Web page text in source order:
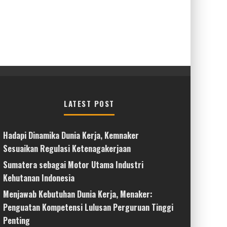
LATEST POST
Hadapi Dinamika Dunia Kerja, Kemnaker
Sesuaikan Regulasi Ketenagakerjaan
Sumatera sebagai Motor Utama Industri
Kehutanan Indonesia
Menjawab Kebutuhan Dunia Kerja, Menaker:
Penguatan Kompetensi Lulusan Perguruan Tinggi
Penting